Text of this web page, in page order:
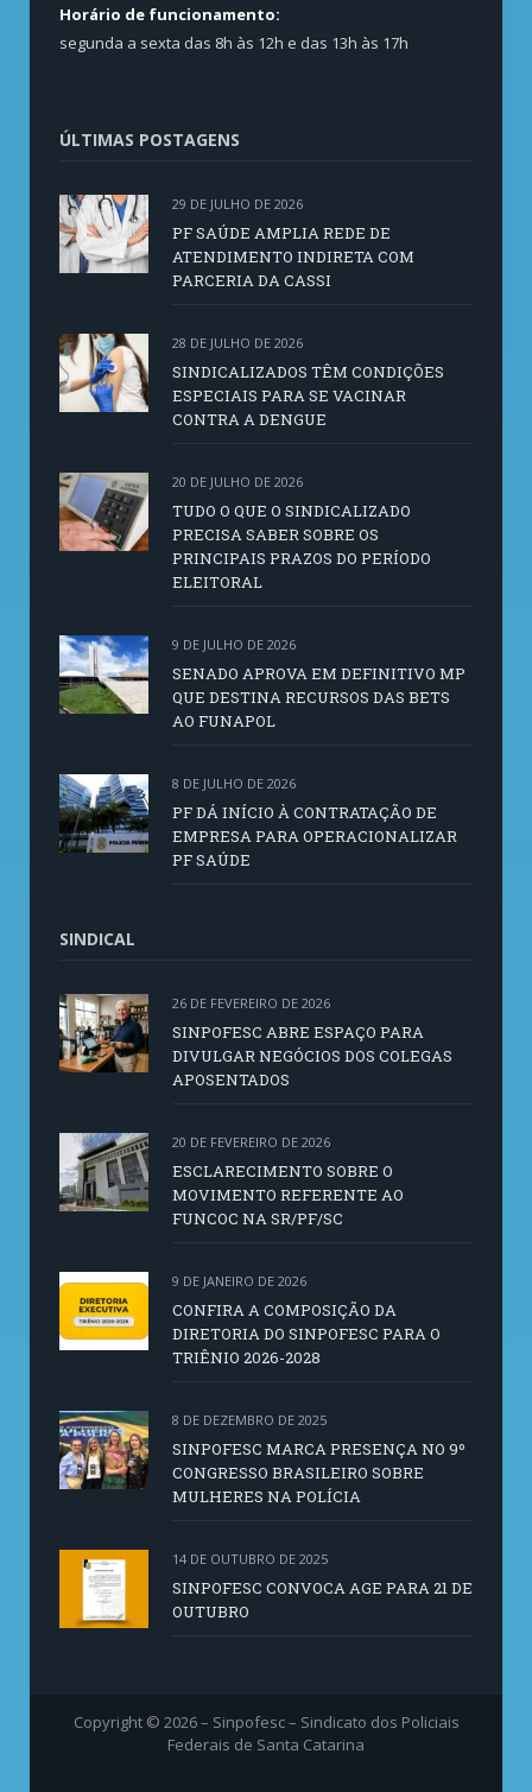
Horário de funcionamento:
segunda a sexta das 8h às 12h e das 13h às 17h
ÚLTIMAS POSTAGENS
29 DE JULHO DE 2026
PF SAÚDE AMPLIA REDE DE
ATENDIMENTO INDIRETA COM
PARCERIA DA CASSI
28 DE JULHO DE 2026
SINDICALIZADOS TÊM CONDIÇÕES
ESPECIAIS PARA SE VACINAR
CONTRA A DENGUE
20 DE JULHO DE 2026
TUDO O QUE O SINDICALIZADO
PRECISA SABER SOBRE OS
PRINCIPAIS PRAZOS DO PERÍODO
ELEITORAL
9 DE JULHO DE 2026
SENADO APROVA EM DEFINITIVO MP
QUE DESTINA RECURSOS DAS BETS
AO FUNAPOL
8 DE JULHO DE 2026
PF DÁ INÍCIO À CONTRATAÇÃO DE
EMPRESA PARA OPERACIONALIZAR
PF SAÚDE
SINDICAL
26 DE FEVEREIRO DE 2026
SINPOFESC ABRE ESPAÇO PARA
DIVULGAR NEGÓCIOS DOS COLEGAS
APOSENTADOS
20 DE FEVEREIRO DE 2026
ESCLARECIMENTO SOBRE O
MOVIMENTO REFERENTE AO
FUNCOC NA SR/PF/SC
9 DE JANEIRO DE 2026
CONFIRA A COMPOSIÇÃO DA
DIRETORIA DO SINPOFESC PARA O
TRIÊNIO 2026-2028
8 DE DEZEMBRO DE 2025
SINPOFESC MARCA PRESENÇA NO 9º
CONGRESSO BRASILEIRO SOBRE
MULHERES NA POLÍCIA
14 DE OUTUBRO DE 2025
SINPOFESC CONVOCA AGE PARA 21 DE
OUTUBRO
Copyright © 2026 – Sinpofesc – Sindicato dos Policiais
Federais de Santa Catarina